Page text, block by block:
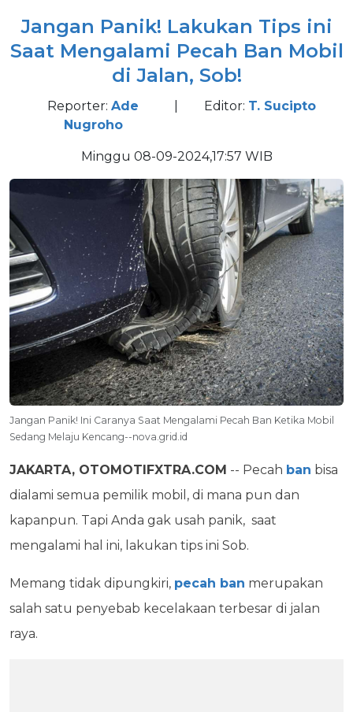
Jangan Panik! Lakukan Tips ini
Saat Mengalami Pecah Ban Mobil
di Jalan, Sob!
Reporter: Ade
Nugroho
Editor: T. Sucipto
Minggu 08-09-2024,17:57 WIB
Jangan Panik! Ini Caranya Saat Mengalami Pecah Ban Ketika Mobil
Sedang Melaju Kencang--nova.grid.id
JAKARTA, OTOMOTIFXTRA.COM -- Pecah ban bisa
dialami semua pemilik mobil, di mana pun dan
kapanpun. Tapi Anda gak usah panik, saat
mengalami hal ini, lakukan tips ini Sob.
Memang tidak dipungkiri, pecah ban merupakan
salah satu penyebab kecelakaan terbesar di jalan
raya.